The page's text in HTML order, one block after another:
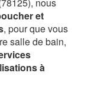
et
, pour que vous
salle de bain,
à